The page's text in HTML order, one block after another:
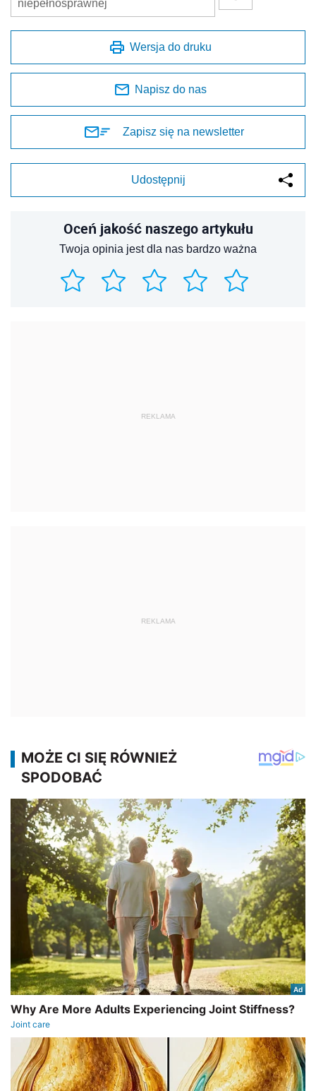
niepełnosprawnej
Wersja do druku
Napisz do nas
Zapisz się na newsletter
Udostępnij
Oceń jakość naszego artykułu
Twoja opinia jest dla nas bardzo ważna
REKLAMA
REKLAMA